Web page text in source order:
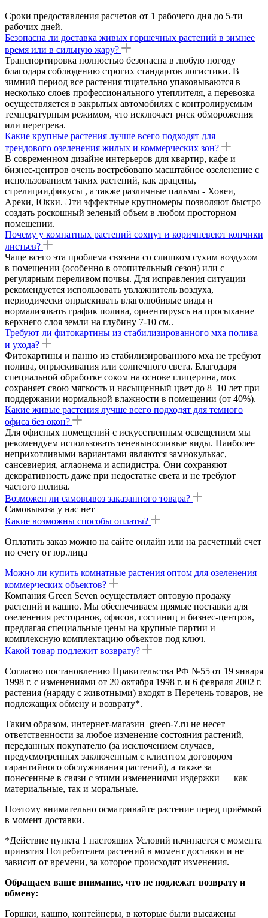
Сроки предоставления расчетов от 1 рабочего дня до 5-ти
рабочих дней.
Безопасна ли доставка живых горшечных растений в зимнее
время или в сильную жару?
Транспортировка полностью безопасна в любую погоду
благодаря соблюдению строгих стандартов логистики. В
зимний период все растения тщательно упаковываются в
несколько слоев профессионального утеплителя, а перевозка
осуществляется в закрытых автомобилях с контролируемым
температурным режимом, что исключает риск обморожения
или перегрева.
Какие крупные растения лучше всего подходят для
трендового озеленения жилых и коммерческих зон?
В современном дизайне интерьеров для квартир, кафе и
бизнес-центров очень востребовано масштабное озеленение с
использованием таких растений, как драцены,
стрелиции,фикусы , а также различные пальмы - Ховеи,
Ареки, Юкки. Эти эффектные крупномеры позволяют быстро
создать роскошный зеленый объем в любом просторном
помещении.
Почему у комнатных растений сохнут и коричневеют кончики
листьев?
Чаще всего эта проблема связана со слишком сухим воздухом
в помещении (особенно в отопительный сезон) или с
регулярным переливом почвы. Для исправления ситуации
рекомендуется использовать увлажнитель воздуха,
периодически опрыскивать влаголюбивые виды и
нормализовать график полива, ориентируясь на просыхание
верхнего слоя земли на глубину 7-10 см..
Требуют ли фитокартины из стабилизированного мха полива
и ухода?
Фитокартины и панно из стабилизированного мха не требуют
полива, опрыскивания или солнечного света. Благодаря
специальной обработке соком на основе глицерина, мох
сохраняет свою мягкость и насыщенный цвет до 8–10 лет при
поддержании нормальной влажности в помещении (от 40%).
Какие живые растения лучше всего подходят для темного
офиса без окон?
Для офисных помещений с искусственным освещением мы
рекомендуем использовать теневыносливые виды. Наиболее
неприхотливыми вариантами являются замиокулькас,
сансевиерия, аглаонема и аспидистра. Они сохраняют
декоративность даже при недостатке света и не требуют
частого полива.
Возможен ли самовывоз заказанного товара?
Самовывоза у нас нет
Какие возможны способы оплаты?
Оплатить заказ можно на сайте онлайн или на расчетный счет
по счету от юр.лица
Можно ли купить комнатные растения оптом для озеленения
коммерческих объектов?
Компания Green Seven осуществляет оптовую продажу
растений и кашпо. Мы обеспечиваем прямые поставки для
озеленения ресторанов, офисов, гостиниц и бизнес-центров,
предлагая специальные цены на крупные партии и
комплексную комплектацию объектов под ключ.
Какой товар подлежит возврату?
Согласно постановлению Правительства РФ №55 от 19 января
1998 г. с изменениями от 20 октября 1998 г. и 6 февраля 2002 г.
растения (наряду с животными) входят в Перечень товаров, не
подлежащих обмену и возврату*.
Таким образом, интернет-магазин green-7.ru не несет
ответственности за любое изменение состояния растений,
переданных покупателю (за исключением случаев,
предусмотренных заключенным с клиентом договором
гарантийного обслуживания растений), а также за
понесенные в связи с этими изменениями издержки — как
материальные, так и моральные.
Поэтому внимательно осматривайте растение перед приёмкой
в момент доставки.
*Действие пункта 1 настоящих Условий начинается с момента
принятия Потребителем растений в момент доставки и не
зависит от времени, за которое происходят изменения.
Обращаем ваше внимание, что не подлежат возврату и
обмену:
Горшки, кашпо, контейнеры, в которые были высажены